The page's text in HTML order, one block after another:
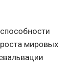
мировых